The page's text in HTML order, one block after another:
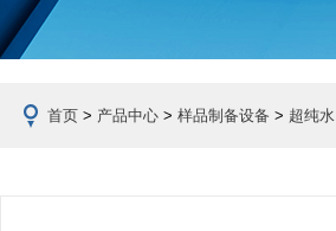
首页 > 产品中心 > 样品制备设备 > 超纯水